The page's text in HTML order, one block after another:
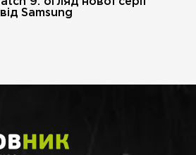
Samsung